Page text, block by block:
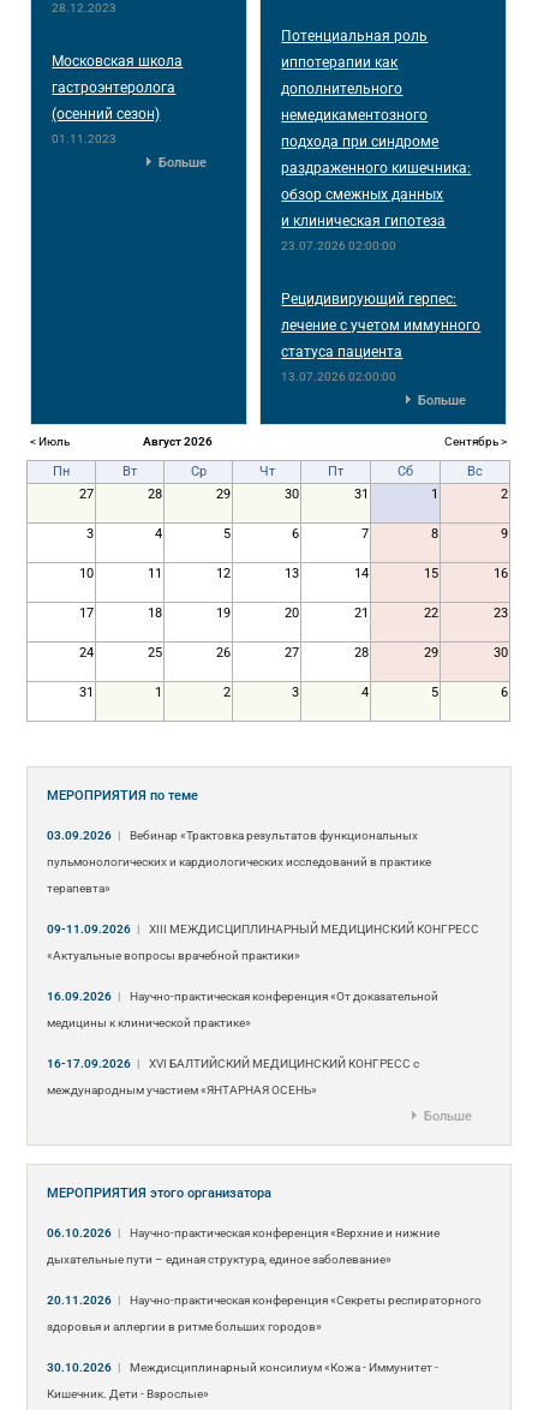
28.12.2023
Московская школа
гастроэнтеролога
(осенний сезон)
01.11.2023
Больше
Потенциальная роль
иппотерапии как
дополнительного
немедикаментозного
подхода при синдроме
раздраженного кишечника:
обзор смежных данных
и клиническая гипотеза
23.07.2026 02:00:00
Рецидивирующий герпес:
лечение с учетом иммунного
статуса пациента
13.07.2026 02:00:00
Больше
< Июль Август 2026 Сентябрь >
Пн Вт Ср Чт Пт Сб
Вс
27
28 29 30 31 1 2
3 4 5 6 7 8 9
10 11 12 13 14 15 16
17 18 19 20 21 22 23
24 25 26 27 28 29 30
31 1 2 3 4 5 6
МЕРОПРИЯТИЯпо теме
03.09.2026 |
Вебинар «Трактовка результатов функциональных
пульмонологических и кардиологических исследований в практике
терапевта»
09-11.09.2026 |
ХIII МЕЖДИСЦИПЛИНАРНЫЙ МЕДИЦИНСКИЙ КОНГРЕСС
«Актуальные вопросы врачебной практики»
16.09.2026 |
Научно-практическая конференция «От доказательной
медицины к клинической практике»
16-17.09.2026 |
XVI БАЛТИЙСКИЙ МЕДИЦИНСКИЙ КОНГРЕСС с
международным участием «ЯНТАРНАЯ ОСЕНЬ»
Больше
МЕРОПРИЯТИЯэтого организатора
06.10.2026 |
Научно-практическая конференция «Верхние и нижние
дыхательные пути – единая структура, единое заболевание»
20.11.2026 |
Научно-практическая конференция «Секреты респираторного
здоровья и аллергии в ритме больших городов»
30.10.2026 |
Междисциплинарный консилиум «Кожа - Иммунитет -
Кишечник. Дети - Взрослые»